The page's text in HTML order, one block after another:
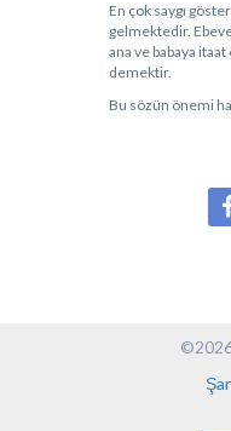
En çok saygı
gelmektedir.
ana ve babaya
demektir.
Bu sözün önemi
©2026